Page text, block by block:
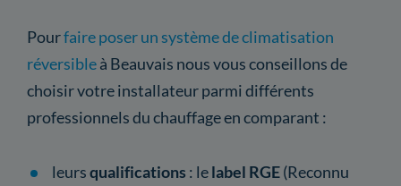
Pourfaire poser un système de climatisation
réversibleà Beauvais nous vous conseillons de
choisir votre installateur parmi différents
professionnels du chauffage en comparant :
leursqualifications : lelabel RGE(Reconnu